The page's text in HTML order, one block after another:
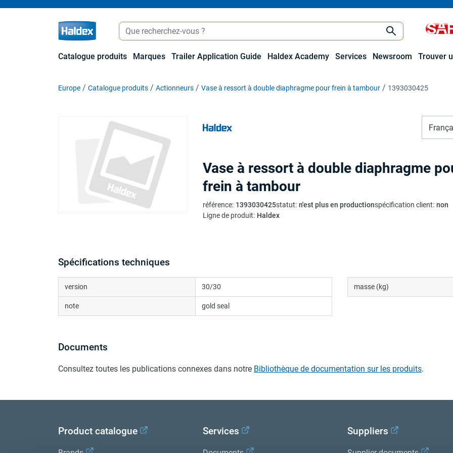
Catalogue produits Marques Trailer Application Guide Haldex Academy Services Newsroom Trouver
Europe Catalogue produits Actionneurs Vase à ressort à double diaphragme pour frein à tambour 1393030425
Vase à ressort à double diaphragme
frein à tambour
référence: 1393030425statut: n'est plus en productionspécification client: non
Ligne de produit: Haldex
Spécifications techniques
version 30/30
note gold seal
masse (kg)
Documents
Consultez toutes les publications connexes dans notre Bibliothèque de documentation sur les produits.
Product catalogue Services Suppliers